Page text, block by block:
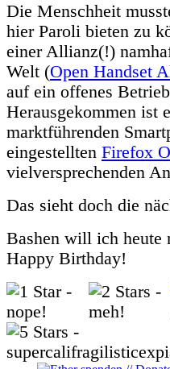
Die Menschheit
hier Paroli bieten zu
einer Allianz(!)
Welt (Open Handset
auf ein offenes
Herausgekommen ist
marktführenden
eingestellten Firefox
vielversprechenden
Das sieht doch die
Bashen will ich heute
Happy Birthday!